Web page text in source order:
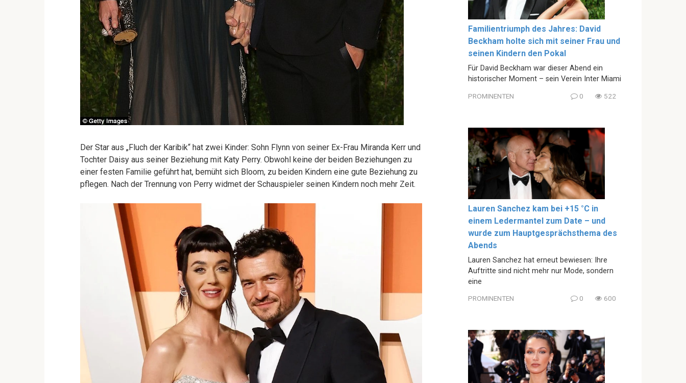
Der Star aus „Fluch der Karibik“ hat zwei Kinder: Sohn Flynn von seiner Ex-Frau Miranda Kerr und
Tochter Daisy aus seiner Beziehung mit Katy Perry. Obwohl keine der beiden Beziehungen zu
einer festen Familie geführt hat, bemüht sich Bloom, zu beiden Kindern eine gute Beziehung zu
pflegen. Nach der Trennung von Perry widmet der Schauspieler seinen Kindern noch mehr Zeit.
Familientriumph des Jahres: David
Beckham holte sich mit seiner Frau und
seinen Kindern den Pokal
Für David Beckham war dieser Abend ein
historischer Moment – sein Verein Inter Miami
PROMINENTEN 0 522
Lauren Sanchez kam bei +15 °C in
einem Ledermantel zum Date – und
wurde zum Hauptgesprächsthema des
Abends
Lauren Sanchez hat erneut bewiesen: Ihre
Auftritte sind nicht mehr nur Mode, sondern
eine
PROMINENTEN 0 600